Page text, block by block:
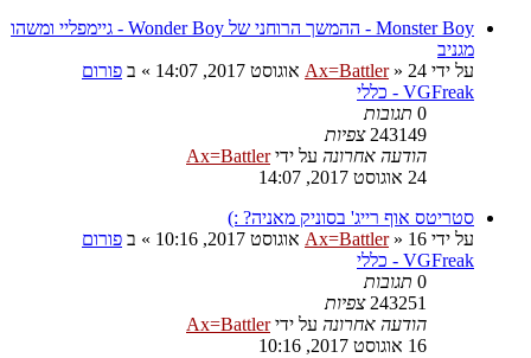
Monster Boy - ההמשך הרוחני של Wonder Boy - גיימפליי ומשהו
מגניב
על ידי
Ax=Battler» 24 אוגוסט 2017, 14:07 » ב פורום
VGFreak - כללי
0 תגובות
243149 צפיות
הודעה אחרונה על ידיAx=Battler
24 אוגוסט 2017, 14:07
סטריטס אוף רייג' בסוניק מאניה? :)
על ידי
Ax=Battler» 16 אוגוסט 2017, 10:16 » ב פורום
VGFreak - כללי
0 תגובות
243251 צפיות
הודעה אחרונה על ידיAx=Battler
16 אוגוסט 2017, 10:16